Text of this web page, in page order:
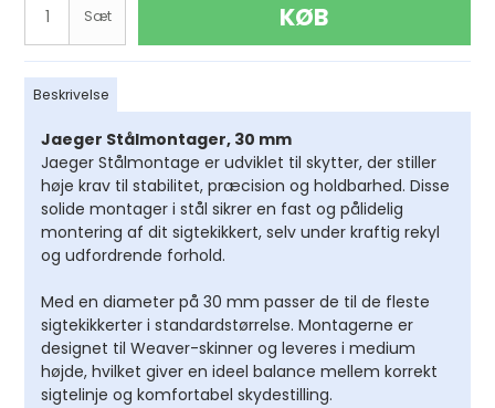
Sæt KØB
Beskrivelse
Jaeger Stålmontager, 30 mm
Jaeger Stålmontage er udviklet til skytter, der stiller
høje krav til stabilitet, præcision og holdbarhed. Disse
solide montager i stål sikrer en fast og pålidelig
montering af dit sigtekikkert, selv under kraftig rekyl
og udfordrende forhold.
Med en diameter på 30 mm passer de til de fleste
sigtekikkerter i standardstørrelse. Montagerne er
designet til Weaver-skinner og leveres i medium
højde, hvilket giver en ideel balance mellem korrekt
sigtelinje og komfortabel skydestilling.